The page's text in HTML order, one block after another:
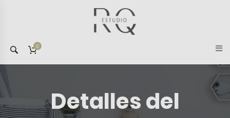
0
Detalles del